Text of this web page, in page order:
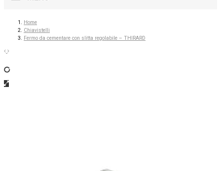
Home
Chiavistelli
Fermo da cementare con slitta regolabile – THIRARD